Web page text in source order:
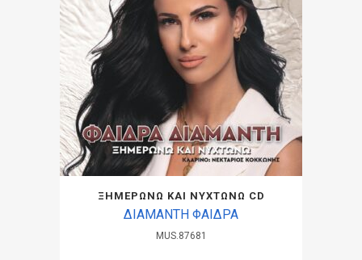
ΞΗΜΕΡΩΝΩ ΚΑΙ ΝΥΧΤΩΝΩ CD
ΔΙΑΜΑΝΤΗ ΦΑΙΔΡΑ
MUS.87681